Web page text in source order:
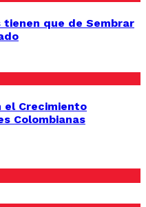
tienen que de Sembrar
el Crecimiento
Colombianas